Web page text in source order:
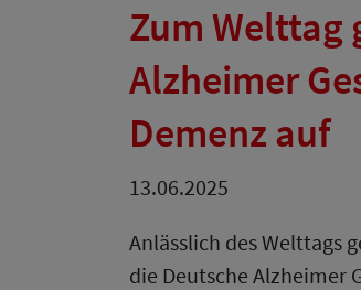
Zum Welttag
Alzheimer
Demenz auf
13.06.2025
Anlässlich des Welttags
die Deutsche Alzheimer